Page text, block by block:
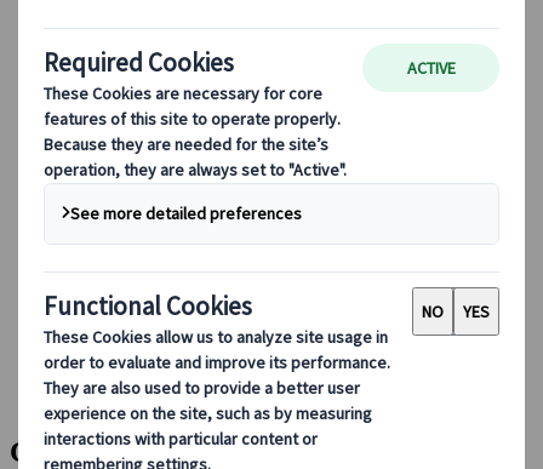
Saisonale Reisetipps
Highlights des Reiseziels
Kulturelle Einblicke
Kulinarische Erlebnisse
Entdecke Japan mit dem Zug
Häufig gestellte Fragen
Wichtige Informationen
Etikette in Japan
Autofahren in Japan
Bei uns buchen
Japan Rail Pass
Unterkunft
Online-Beratung
Japanspecialist
Reiseziele
Alle Reiseziele
Gyeongju
Gyeongju